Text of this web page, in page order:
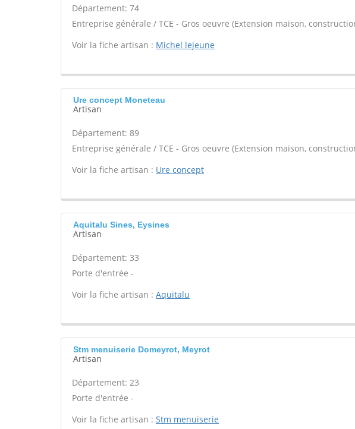
Département: 74
Entreprise générale / TCE - Gros oeuvre (Extension maison,
Voir la fiche artisan : Michel lejeune
Ure concept Moneteau
Artisan
Département: 89
Entreprise générale / TCE - Gros oeuvre (Extension maison,
Voir la fiche artisan : Ure concept
Aquitalu Sines, Eysines
Artisan
Département: 33
Porte d'entrée -
Voir la fiche artisan : Aquitalu
Stm menuiserie Domeyrot, Meyrot
Artisan
Département: 23
Porte d'entrée -
Voir la fiche artisan : Stm menuiserie